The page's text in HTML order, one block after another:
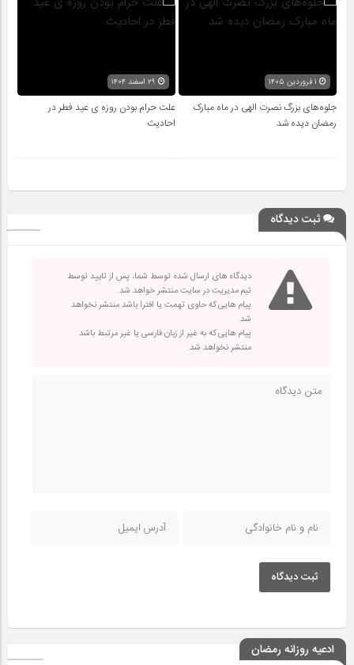
جلوه‌های بزرگ نصرت الهی در ماه مبارک
رمضان دیده شد
علت حرام بودن روزه ی عید فطر در
احادیث
ثبت دیدگاه
دیدگاه های ارسال شده توسط شما، پس از تایید توسط
تیم مدیریت در سایت منتشر خواهد شد.
پیام هایی که حاوی تهمت یا افترا باشد منتشر نخواهد
شد.
پیام هایی که به غیر از زبان فارسی یا غیر مرتبط باشد
منتشر نخواهد شد.
ثبت دیدگاه
ادعیه روزانه رمضان